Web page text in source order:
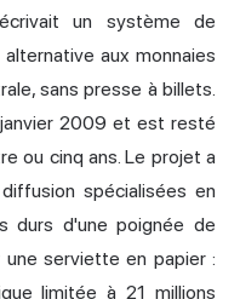
un système de
aux monnaies
sans presse à billets.
2009 et est resté
ou cinq ans. Le projet a
spécialisées en
durs d'une poignée de
serviette en papier :
limitée à 21 millions